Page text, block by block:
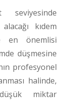
kıdem
en önemlisi
düşmesine
profesyonel
halinde,
miktar